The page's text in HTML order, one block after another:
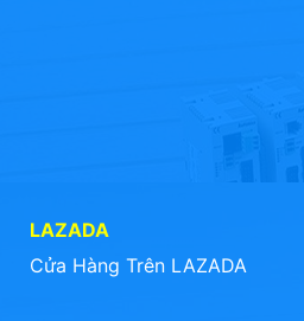
LAZADA
Cửa Hàng Trên LAZADA